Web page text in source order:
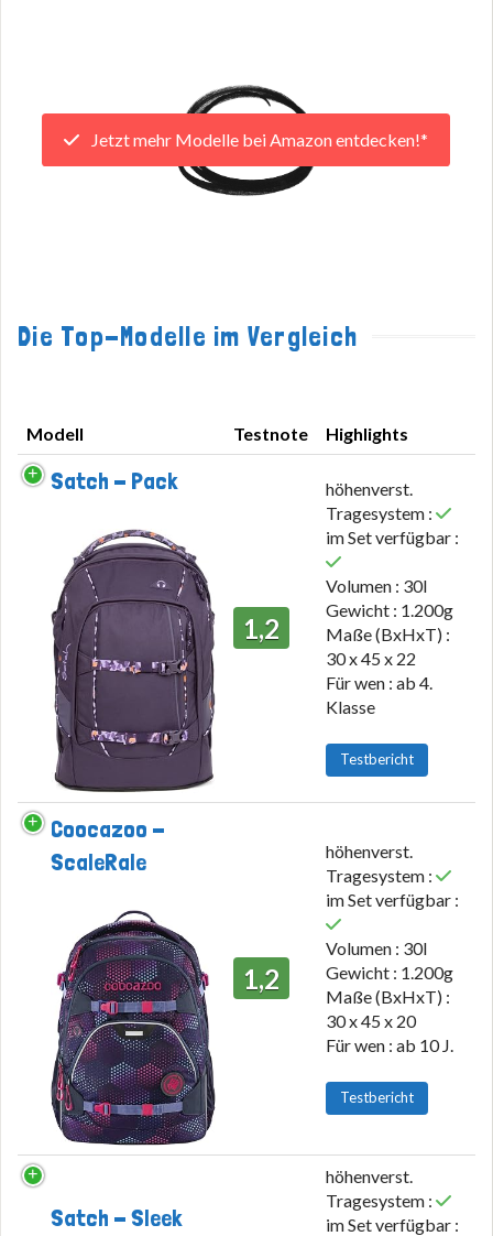
Jetzt mehr Modelle bei Amazon entdecken!*
Die Top-Modelle im Vergleich
Modell Testnote
Highlights
Modell
Satch - Pack
1,2
höhenverst.
Tragesystem :
im Set verfügbar :
Volumen : 30l
Gewicht : 1.200g
Maße (BxHxT) :
30 x 45 x 22
Für wen : ab 4.
Klasse
Testbericht
Coocazoo -
ScaleRale
1,2
höhenverst.
Tragesystem :
im Set verfügbar :
Volumen : 30l
Gewicht : 1.200g
Maße (BxHxT) :
30 x 45 x 20
Für wen : ab 10 J.
Testbericht
Satch - Sleek
höhenverst.
Tragesystem :
im Set verfügbar :